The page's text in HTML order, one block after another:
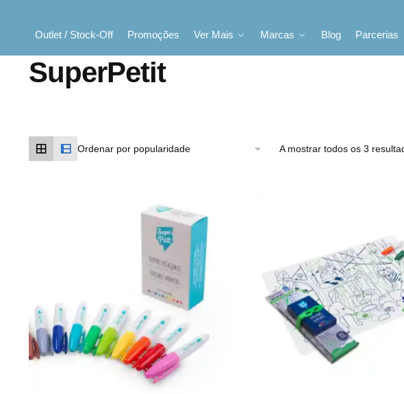
Outlet / Stock-Off Promoções Ver Mais Marcas Blog Parcerias
SuperPetit
A mostrar todos os 3